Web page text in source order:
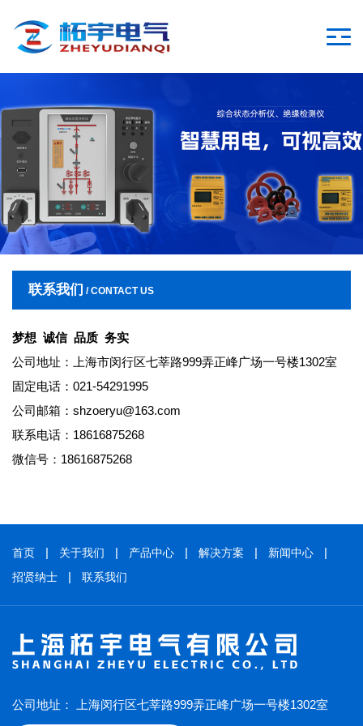
联系我们 / CONTACT US
梦想 诚信 品质 务实
公司地址：上海市闵行区七莘路999弄正峰广场一号楼1302室
固定电话：021-54291995
公司邮箱：shzoeryu@163.com
联系电话：18616875268
微信号：18616875268
首页 关于我们 产品中心 解决方案
新闻中心
招贤纳士
联系我们
公司地址： 上海闵行区七莘路999弄正峰广场一号楼1302室